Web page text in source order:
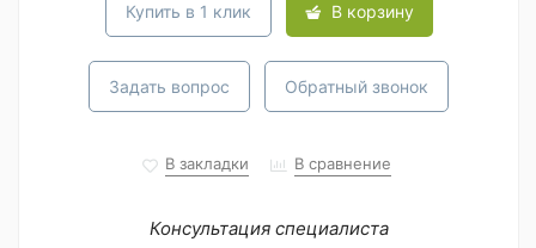
Купить в 1 клик В корзину
Задать вопрос Обратный звонок
В закладки В сравнение
Консультация специалиста